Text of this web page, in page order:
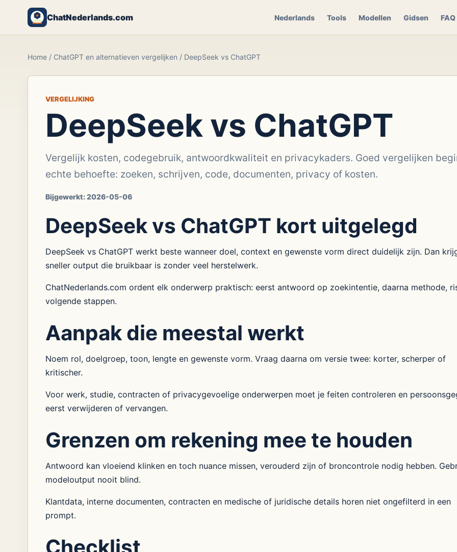
ChatNederlands.com Nederlands Tools Modellen Gidsen FAQ
Home/ ChatGPT en alternatieven vergelijken / DeepSeek vs ChatGPT
VERGELIJKING
DeepSeek vs ChatGPT
Vergelijk kosten, codegebruik, antwoordkwaliteit en privacykaders. Goed vergelijken
echte behoefte: zoeken, schrijven, code, documenten, privacy of kosten.
Bijgewerkt:2026-05-06
DeepSeek vs ChatGPT kort uitgelegd
DeepSeek vs ChatGPT werkt beste wanneer doel, context en gewenste vorm direct duidelijk zijn. Dan
sneller output die bruikbaar is zonder veel herstelwerk.
ChatNederlands.com ordent elk onderwerp praktisch: eerst antwoord op zoekintentie, daarna methode,
volgende stappen.
Aanpak die meestal werkt
Noem rol, doelgroep, toon, lengte en gewenste vorm. Vraag daarna om versie twee: korter, scherper of
kritischer.
Voor werk, studie, contracten of privacygevoelige onderwerpen moet je feiten controleren en
eerst verwijderen of vervangen.
Grenzen om rekening mee te houden
Antwoord kan vloeiend klinken en toch nuance missen, verouderd zijn of broncontrole nodig hebben.
modeloutput nooit blind.
Klantdata, interne documenten, contracten en medische of juridische details horen niet ongefilterd in een
prompt.